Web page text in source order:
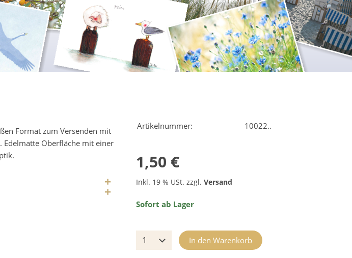
Format zum Versenden mit
Oberfläche mit einer
Artikelnummer: 10022..
1,50 €
Inkl. 19 % USt. zzgl. Versand
Sofort ab Lager
In den Warenkorb